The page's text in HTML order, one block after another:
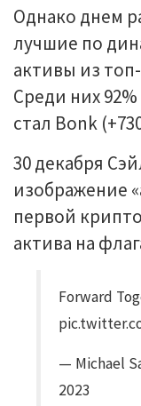
Однако днем
лучшие по
активы из
Среди них
стал Bonk
30 декабря
изображение
первой
актива на
Forward
— Michael
2023